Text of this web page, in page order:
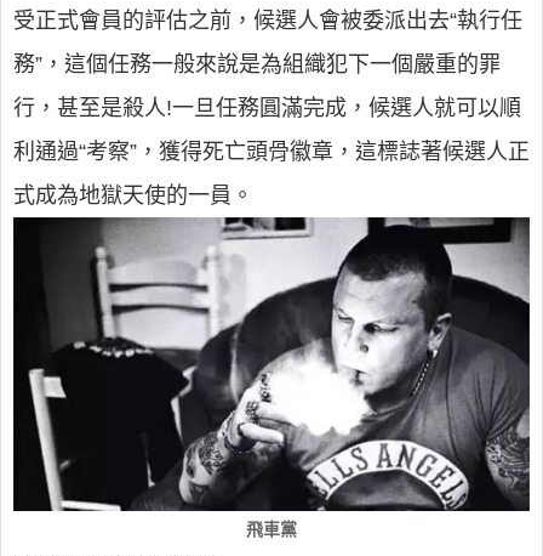
受正式會員的評估之前，候選人會被委派出去“執行任
務”，這個任務一般來說是為組織犯下一個嚴重的罪
行，甚至是殺人!一旦任務圓滿完成，候選人就可以順
利通過“考察”，獲得死亡頭骨徽章，這標誌著候選人正
式成為地獄天使的一員。
飛車黨